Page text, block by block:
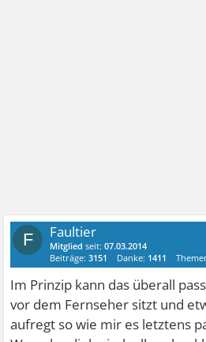
F Faultier
Mitglied seit:07.03.2014
Beiträge:3151 Danke: 1411
Im Prinzip kann das überall
vor dem Fernseher sitzt und
aufregt so wie mir es letztens